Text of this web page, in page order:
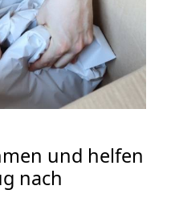
und helfen
nach